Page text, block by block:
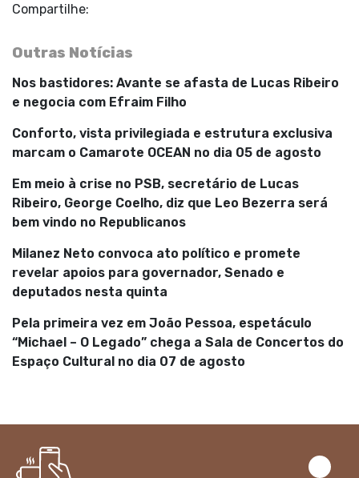
Compartilhe:
Outras Notícias
Nos bastidores: Avante se afasta de Lucas Ribeiro
e negocia com Efraim Filho
Conforto, vista privilegiada e estrutura exclusiva
marcam o Camarote OCEAN no dia 05 de agosto
Em meio à crise no PSB, secretário de Lucas
Ribeiro, George Coelho, diz que Leo Bezerra será
bem vindo no Republicanos
Milanez Neto convoca ato político e promete
revelar apoios para governador, Senado e
deputados nesta quinta
Pela primeira vez em João Pessoa, espetáculo
“Michael – O Legado” chega a Sala de Concertos do
Espaço Cultural no dia 07 de agosto